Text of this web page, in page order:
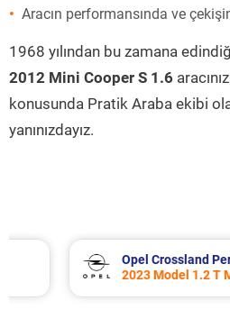
Aracın performansında ve
1968 yılından bu zamana
2012 Mini Cooper S 1.6
konusunda Pratik Araba ekibi
yanınızdayız.
Opel Crossland Periyodik
2023 Model 1.2 T Motor